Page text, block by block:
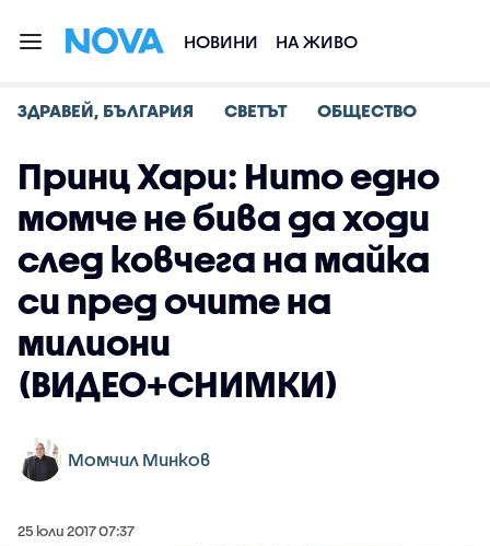
НОВИНИ НА ЖИВО
ЗДРАВЕЙ, БЪЛГАРИЯ СВЕТЪТ ОБЩЕСТВО
Принц Хари: Нито едно
момче не бива да ходи
след ковчега на майка
си пред очите на
милиони
(ВИДЕО+СНИМКИ)
Момчил Минков
25 юли 2017 07:37